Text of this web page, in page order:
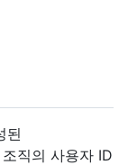
된
직의 사용자 ID